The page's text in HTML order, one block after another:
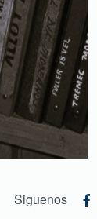
Siguenos